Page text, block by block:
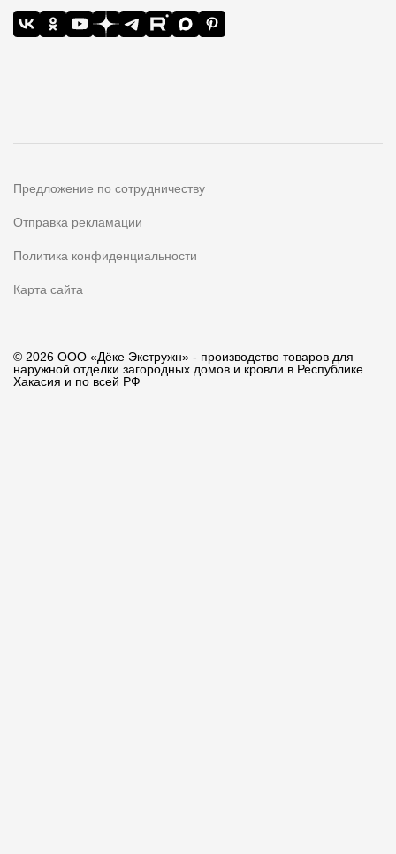
Предложение по сотрудничеству
Отправка рекламации
Политика конфиденциальности
Карта сайта
© 2026 ООО «Дёке Экстружн» - производство товаров для
наружной отделки загородных домов и кровли в Республике
Хакасия и по всей РФ